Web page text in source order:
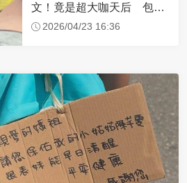
文！竟是超大咖天后 包尿
布忍尿5小時不喊累
2026/04/23 16:36